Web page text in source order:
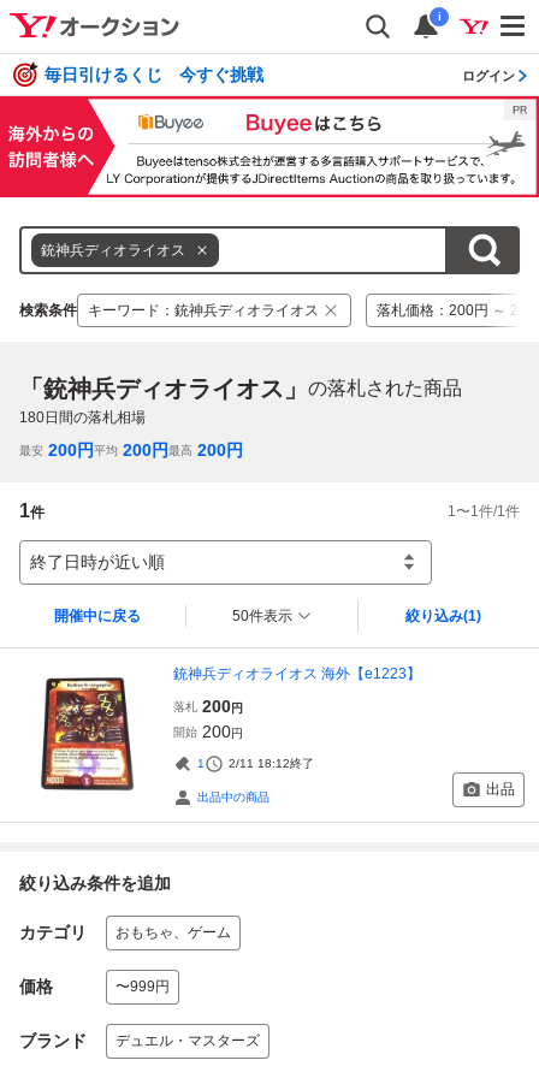
i
毎日引けるくじ 今すぐ挑戦 ログイン
銃神兵ディオライオス
検索条件 キーワード ： 銃神兵ディオライオス 落札価格 ： 200円 ～ 200
「銃神兵ディオライオス」 の落札された商品
180日間の落札相場
最安 200円平均 200円最高 200円
1件 1 〜1 件/1 件
終了日時が近い順
開催中に戻る 50件表示 絞り込み(1)
銃神兵ディオライオス 海外【e1223】
落札 200円
開始 200円
1 2/11 18:12終了
出品中の商品 出品
絞り込み条件を追加
カテゴリ おもちゃ、ゲーム
価格 〜999円
ブランド デュエル・マスターズ